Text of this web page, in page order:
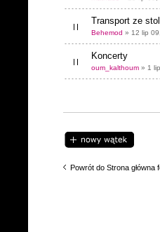
Transport ze
Behemod » 12 lip
Koncerty
oum_kalthoum » 1
Napisz wątek
Powrót do Strona główna